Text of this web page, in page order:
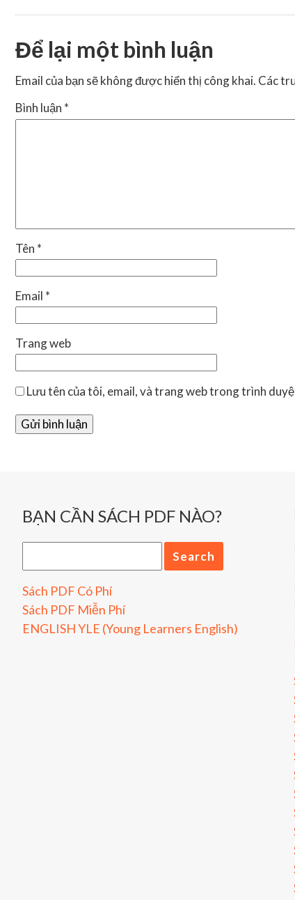
Để lại một bình luận
Email của bạn sẽ không được hiển thị công khai. Các
Bình luận *
Tên *
Email *
Trang web
Lưu tên của tôi, email, và trang web trong trình
BẠN CẦN SÁCH PDF NÀO?
Sách PDF Có Phí
Sách PDF Miễn Phí
ENGLISH YLE (Young Learners English)